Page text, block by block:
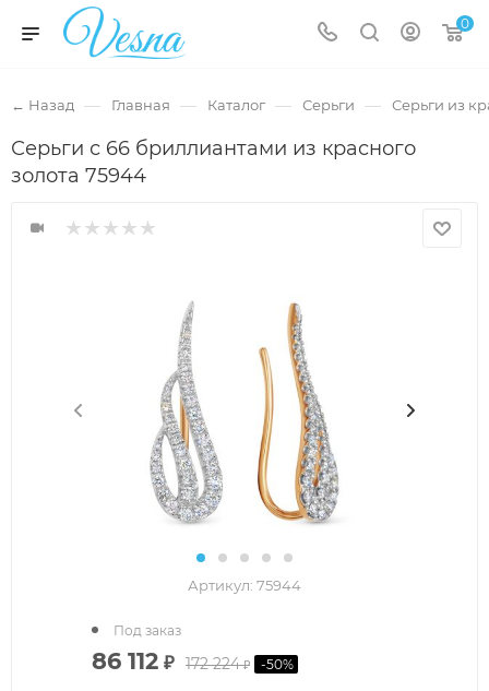
0
← Назад — Главная — Каталог — Серьги — Серьги из
Серьги с 66 бриллиантами из красного
золота 75944
Артикул: 75944
86 112 ₽ 172 224₽ -50%
Под заказ